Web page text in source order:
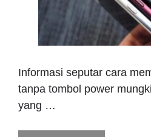
Informasi seputar cara
tanpa tombol power
yang …